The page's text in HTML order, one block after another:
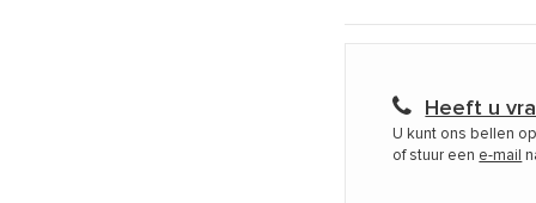
Heeft u
U kunt ons bellen
of stuur een e-mail